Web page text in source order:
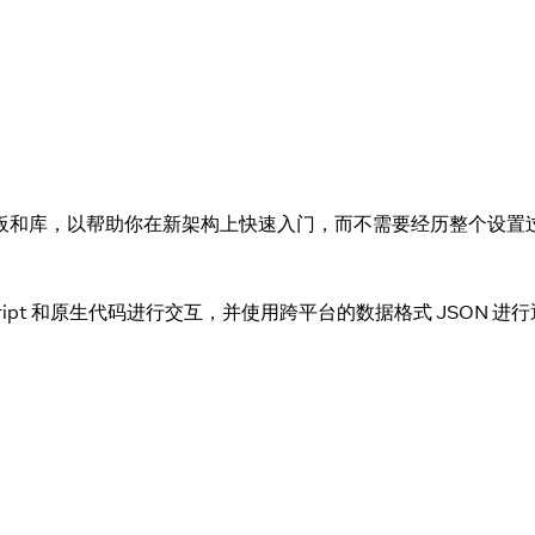
库，以帮助你在新架构上快速入门，而不需要经历整个设置
和原生代码进行交互，并使用跨平台的数据格式 JSON 进行